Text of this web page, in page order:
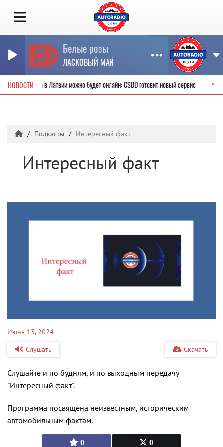
Белые розы
ЛАСКОВЫЙ МАЙ
НОВОСТИправа в Латвии можно будет онлайн: CSDD готовит новый сервис
Подкасты Интересный факт
Интересный факт
0 0
Июнь 13, 2024
Слушать
Скачать
Слушайте и по будням, и по выходным передачу
"Интересный факт".
Программа посвящена неизвестным, историческим
автомобильным фактам.